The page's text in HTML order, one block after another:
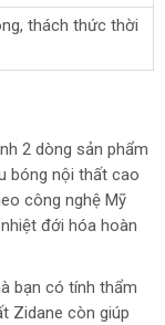
thách thức thời
2 dòng sản phẩm
bóng nội thất cao
công nghệ Mỹ
đới hóa hoàn
bạn có tính thẩm
Zidane còn giúp